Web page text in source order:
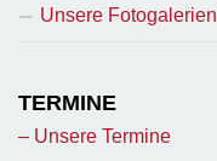
Unsere Fotogalerien
TERMINE
– Unsere Termine